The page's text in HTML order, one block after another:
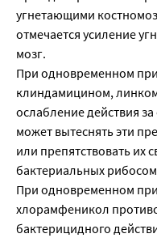
угнетающими
отмечается усиление
мозг.
При одновременном
клиндамицином,
ослабление действия
может вытеснять эти
или препятствовать их
бактериальных
При одновременном
хлорамфеникол
бактерицидного